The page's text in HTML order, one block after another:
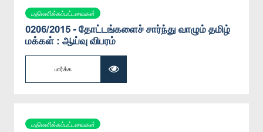
பதிலளிக்கப்பட்டவைகள்
0206/2015 - தோட்டங்களைச் சார்ந்து வாழும் தமிழ்
மக்கள் : ஆய்வு விபரம்
பார்க்க
பதிலளிக்கப்பட்டவைகள்